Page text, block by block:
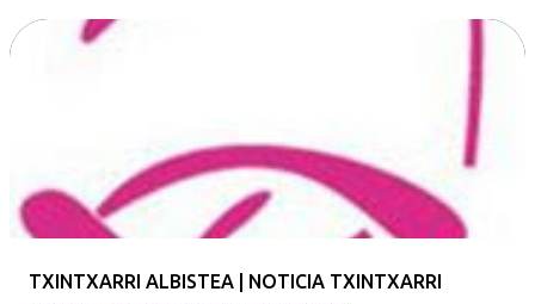
TXINTXARRI ALBISTEA | NOTICIA TXINTXARRI